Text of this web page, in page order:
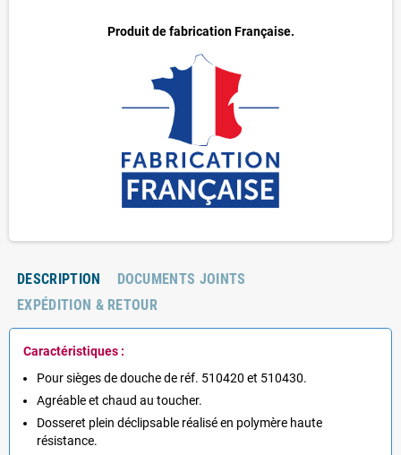
Produit de fabrication Française.
DESCRIPTION
DOCUMENTS JOINTS
EXPÉDITION & RETOUR
Caractéristiques :
Pour sièges de douche de réf. 510420 et 510430.
Agréable et chaud au toucher.
Dosseret plein déclipsable réalisé en polymère haute
résistance.